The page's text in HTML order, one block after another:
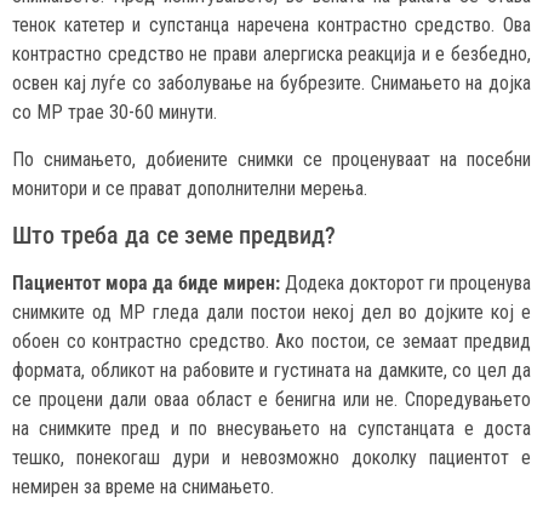
тенок катетер и супстанца наречена контрастно средство. Ова
контрастно средство не прави алергиска реакција и е безбедно,
освен кај луѓе со заболување на бубрезите. Снимањето на дојка
со МР трае 30-60 минути.
По снимањето, добиените снимки се проценуваат на посебни
монитори и се прават дополнителни мерења.
Што треба да се земе предвид?
Пациентот мора да биде мирен: Додека докторот ги проценува
снимките од МР гледа дали постои некој дел во дојките кој е
обоен со контрастно средство. Ако постои, се земаат предвид
формата, обликот на рабовите и густината на дамките, со цел да
се процени дали оваа област е бенигна или не. Споредувањето
на снимките пред и по внесувањето на супстанцата е доста
тешко, понекогаш дури и невозможно доколку пациентот е
немирен за време на снимањето.